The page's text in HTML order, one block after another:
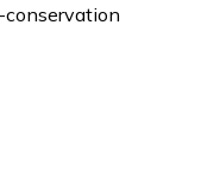
conservation